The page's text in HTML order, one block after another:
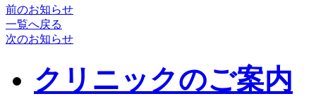
前のお知らせ
一覧へ戻る
次のお知らせ
クリニックのご案内